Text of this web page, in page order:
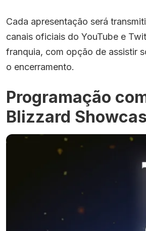
Cada apresentação será
canais oficiais do YouTube e
franquia, com opção de assistir
o encerramento.
Programação
Blizzard